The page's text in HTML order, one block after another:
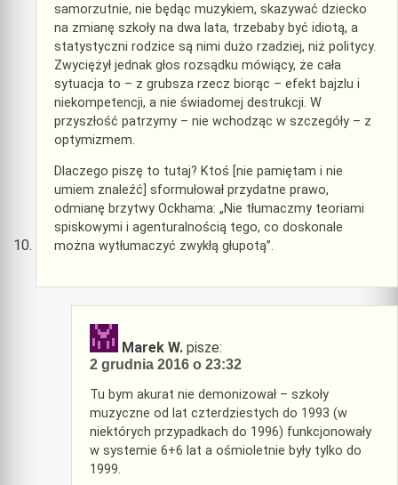
samorzutnie, nie będąc muzykiem, skazywać dziecko
na zmianę szkoły na dwa lata, trzebaby być idiotą, a
statystyczni rodzice są nimi dużo rzadziej, niż politycy.
Zwyciężył jednak głos rozsądku mówiący, że cała
sytuacja to – z grubsza rzecz biorąc – efekt bajzlu i
niekompetencji, a nie świadomej destrukcji. W
przyszłość patrzymy – nie wchodząc w szczegóły – z
optymizmem.
Dlaczego piszę to tutaj? Ktoś [nie pamiętam i nie
umiem znaleźć] sformułował przydatne prawo,
odmianę brzytwy Ockhama: „Nie tłumaczmy teoriami
spiskowymi i agenturalnością tego, co doskonale
można wytłumaczyć zwykłą głupotą”.
Marek W. pisze:
2 grudnia 2016 o 23:32
Tu bym akurat nie demonizował – szkoły
muzyczne od lat czterdziestych do 1993 (w
niektórych przypadkach do 1996) funkcjonowały
w systemie 6+6 lat a ośmioletnie były tylko do
1999.